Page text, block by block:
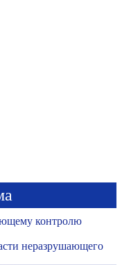
контролю
неразрушающего